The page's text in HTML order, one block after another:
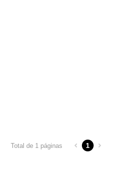
Total de 1 páginas 1